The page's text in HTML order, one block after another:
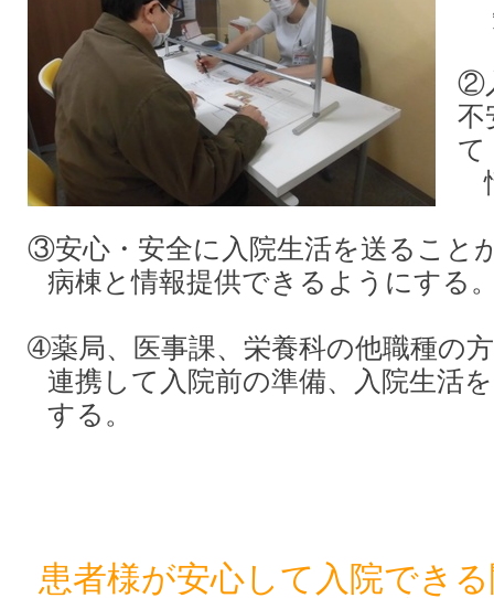
②
不
て
③安心・安全に入院生活を送ること
病棟と情報提供できるようにする
➃薬局、医事課、栄養科の他職種の
連携して入院前の準備、入院生活
する。
患者様が安心して入院でき